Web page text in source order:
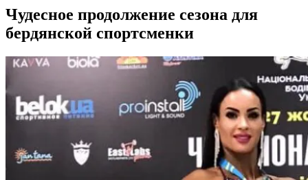
Чудесное продолжение сезона для
бердянской спортсменки